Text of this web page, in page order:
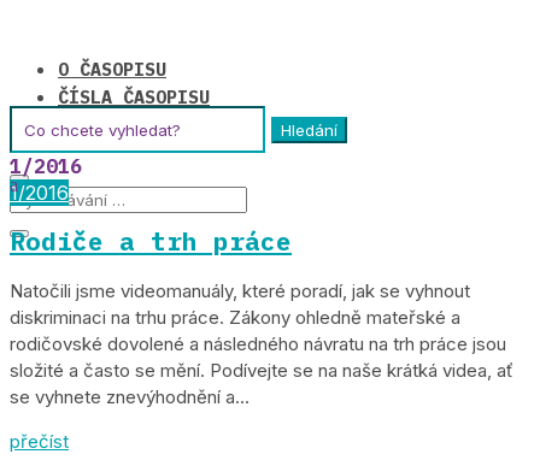
O ČASOPISU
ČÍSLA ČASOPISU
TIRÁŽ
1/2016
1/2016
Rodiče a trh práce
Natočili jsme videomanuály, které poradí, jak se vyhnout
diskriminaci na trhu práce. Zákony ohledně mateřské a
rodičovské dovolené a následného návratu na trh práce jsou
složité a často se mění. Podívejte se na naše krátká videa, ať
se vyhnete znevýhodnění a...
přečíst